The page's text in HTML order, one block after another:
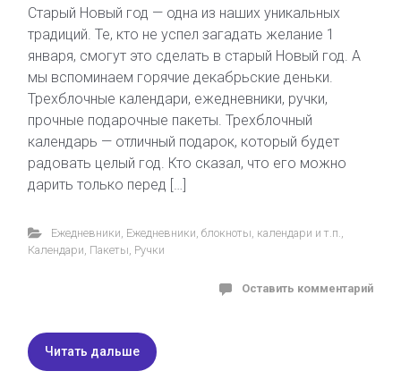
Старый Новый год — одна из наших уникальных
традиций. Те, кто не успел загадать желание 1
января, смогут это сделать в старый Новый год. А
мы вспоминаем горячие декабрьские деньки.
Трехблочные календари, ежедневники, ручки,
прочные подарочные пакеты. Трехблочный
календарь — отличный подарок, который будет
радовать целый год. Кто сказал, что его можно
дарить только перед […]
Ежедневники Ежедневники, блокноты, календари и т.п.
Календари Пакеты Ручки
Оставить комментарий
Читать дальше